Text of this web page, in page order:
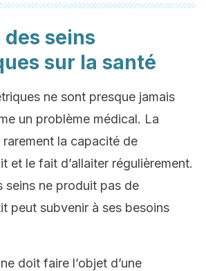
seins
sur la santé
ne sont presque jamais
un problème médical. La
la capacité de
et le fait d’allaiter régulièrement.
seins ne produit pas de
peut subvenir à ses besoins
doit faire l’objet d’une